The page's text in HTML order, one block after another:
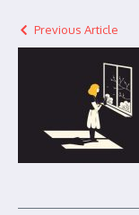
Previous Article